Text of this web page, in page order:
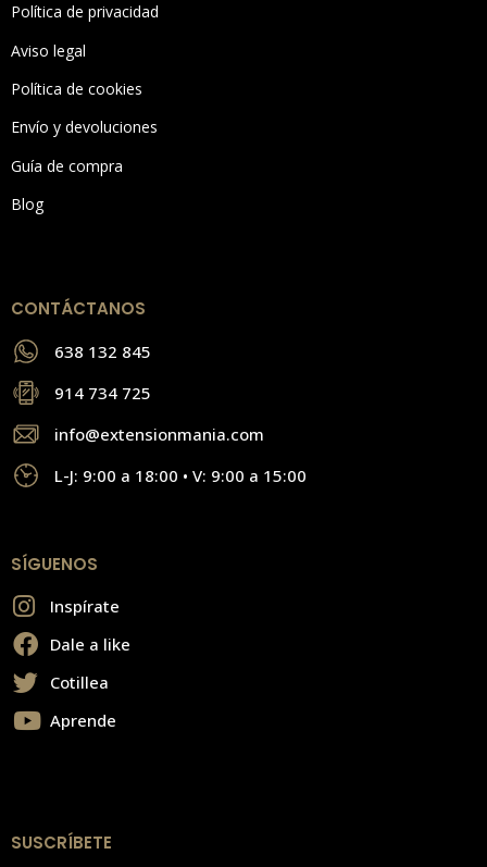
Política de privacidad
Aviso legal
Política de cookies
Envío y devoluciones
Guía de compra
Blog
CONTÁCTANOS
638 132 845
914 734 725
info@extensionmania.com
L-J: 9:00 a 18:00 • V: 9:00 a 15:00
SÍGUENOS
Inspírate
Dale a like
Cotillea
Aprende
SUSCRÍBETE